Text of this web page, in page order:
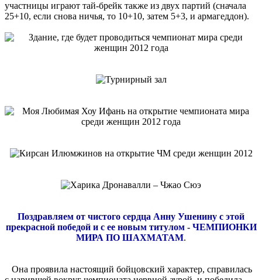
участницы играют тай-брейк также из двух партий (сначала
25+10, если снова ничья, то 10+10, затем 5+3, и армагеддон).
Поздравляем от чистого сердца Анну Ушенину с этой
прекрасной победой и с ее новым титулом - ЧЕМПИОНКИ
МИРА ПО ШАХМАТАМ.
Она проявила настоящий бойцовский характер, справилась